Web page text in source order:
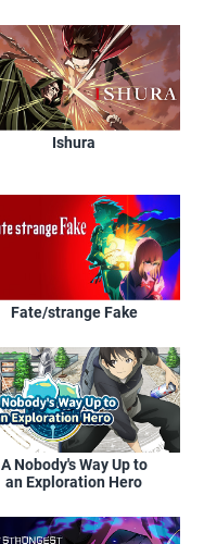
Ishura
Fate/strange Fake
A Nobody's Way Up to
an Exploration Hero